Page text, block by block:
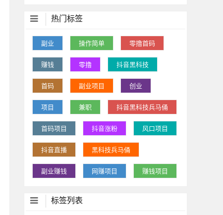
热门标签
副业 操作简单 零撸首码
赚钱 零撸 抖音黑科技
首码 副业项目 创业
项目 兼职 抖音黑科技兵马俑
首码项目 抖音涨粉 风口项目
抖音直播 黑科技兵马俑
副业赚钱 网赚项目 赚钱项目
标签列表